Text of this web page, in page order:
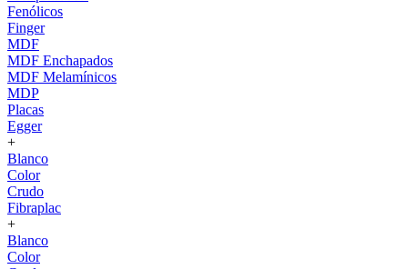
Fenólicos
Finger
MDF
MDF Enchapados
MDF Melamínicos
MDP
Placas
Egger
+
Blanco
Color
Crudo
Fibraplac
+
Blanco
Color